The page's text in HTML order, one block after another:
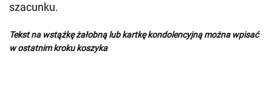
szacunku.
Tekst na wstążkę żałobną lub kartkę kondolencyjną można wpisać
w ostatnim kroku koszyka